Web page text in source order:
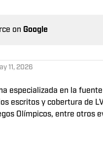
on Google
11, 2026
especializada en la
escritos y cobertura de
Olímpicos, entre otros